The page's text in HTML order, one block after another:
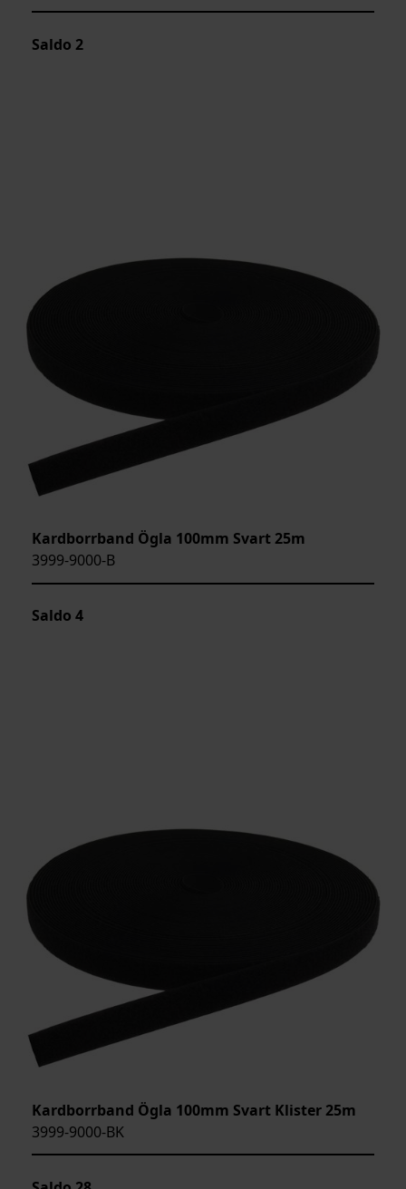
Saldo 2
Kardborrband Ögla 100mm Svart 25m
3999-9000-B
Saldo 4
Kardborrband Ögla 100mm Svart Klister 25m
3999-9000-BK